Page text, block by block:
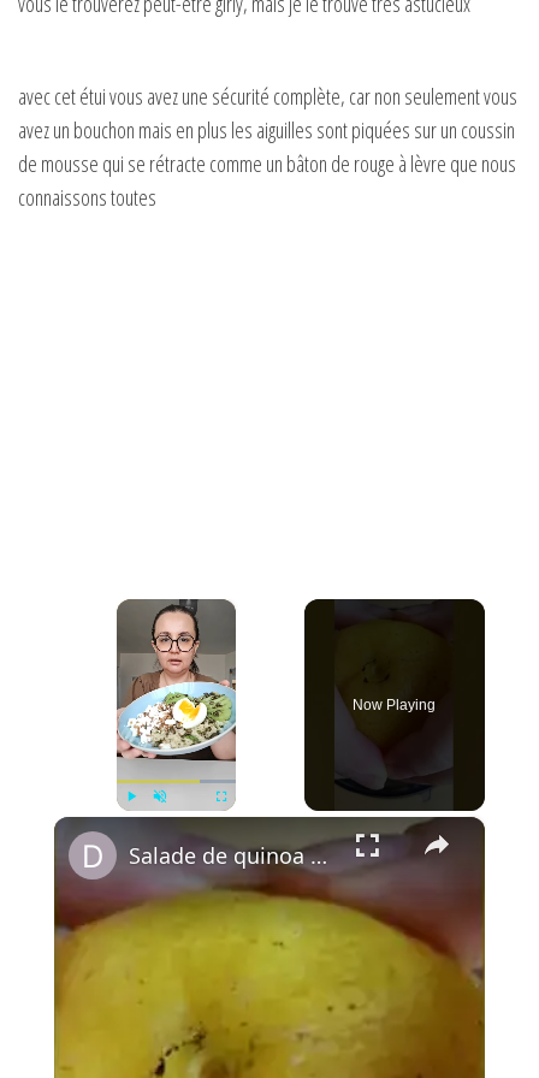
avec cet étui vous avez une sécurité complète, car non seulement vous
avez un bouchon mais en plus les aiguilles sont piquées sur un coussin
de mousse qui se rétracte comme un bâton de rouge à lèvre que nous
connaissons toutes
×
Now Playing
×
Salade de quinoa aux lentilles, kiwi, feta, œuf mollet & guasacaca légère